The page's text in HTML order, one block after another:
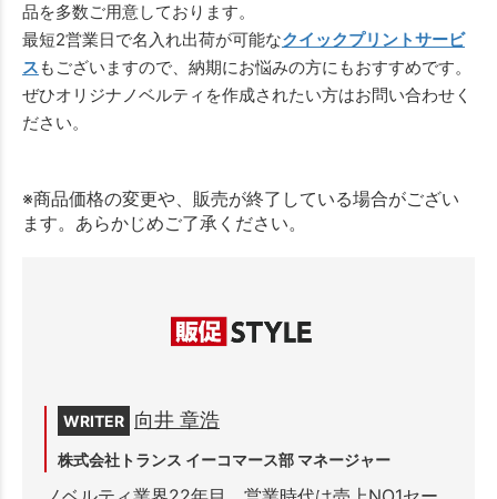
品を多数ご用意しております。
最短2営業日で名入れ出荷が可能なクイックプリントサービ
ス もございますので、納期にお悩みの方にもおすすめです。
ぜひオリジナノベルティを作成されたい方はお問い合わせく
ださい。
※商品価格の変更や、販売が終了している場合がござい
ます。あらかじめご了承ください。
WRITER 向井 章浩
株式会社トランス イーコマース部 マネージャー